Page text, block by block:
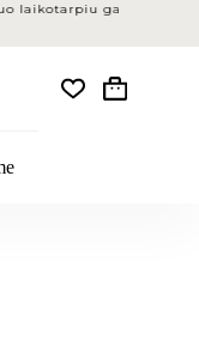
laikotarpiu gamyba gali
Krepšelis